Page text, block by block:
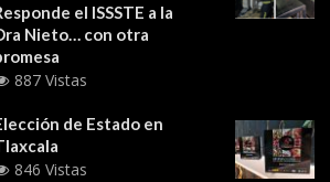
el ISSSTE a la
Nieto… con otra
887 Vistas
de Estado en
846 Vistas